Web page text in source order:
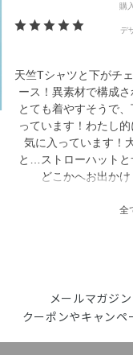
購
デ
天竺Tシャツと下がチ
ース！異素材で構成
とても着やすそうで
っています！わたし
気に入っています！
と…ストローハットと
どこかへお出かけ
全
メールマガジ
クーポンやキャン